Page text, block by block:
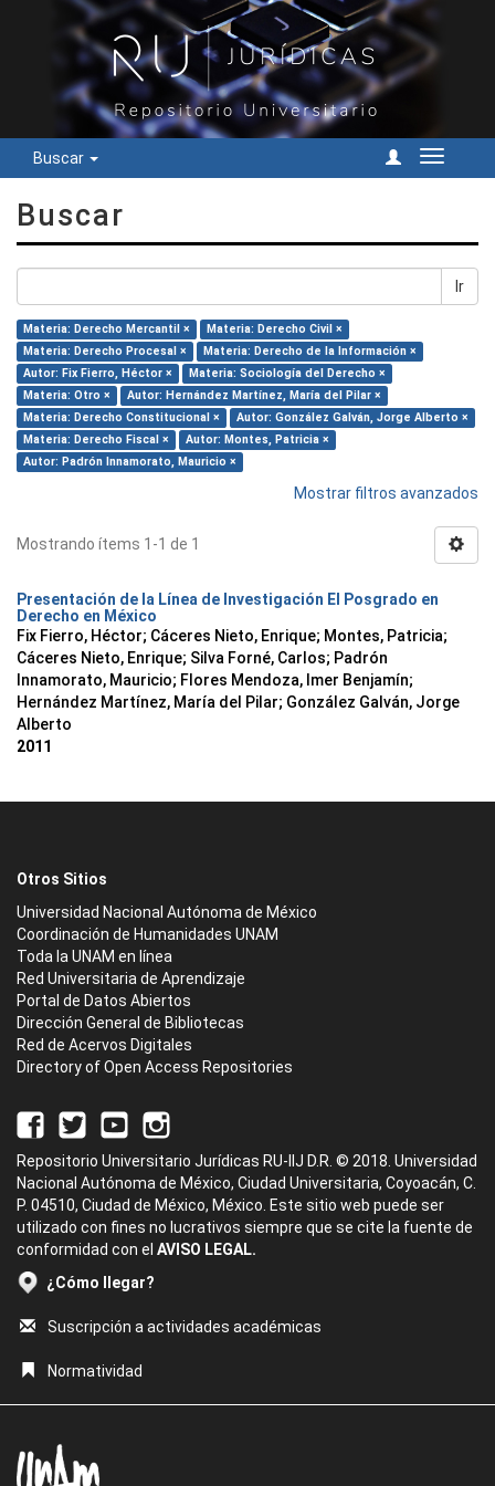
Buscar
Cambiar
Buscar
Ir
Materia: Derecho Mercantil ×
Materia: Derecho Civil ×
Materia: Derecho Procesal ×
Materia: Derecho de la Información ×
Autor: Fix Fierro, Héctor ×
Materia: Sociología del Derecho ×
Materia: Otro ×
Autor: Hernández Martínez, María del Pilar ×
Materia: Derecho Constitucional ×
Autor: González Galván, Jorge Alberto ×
Materia: Derecho Fiscal ×
Autor: Montes, Patricia ×
Autor: Padrón Innamorato, Mauricio ×
Mostrar filtros avanzados
Mostrando ítems 1-1 de 1
Presentación de la Línea de Investigación El Posgrado en
Derecho en México
Fix Fierro, Héctor; Cáceres Nieto, Enrique; Montes, Patricia;
Cáceres Nieto, Enrique; Silva Forné, Carlos; Padrón
Innamorato, Mauricio; Flores Mendoza, Imer Benjamín;
Hernández Martínez, María del Pilar; González Galván, Jorge
Alberto
2011
Otros Sitios
Universidad Nacional Autónoma de México
Coordinación de Humanidades UNAM
Toda la UNAM en línea
Red Universitaria de Aprendizaje
Portal de Datos Abiertos
Dirección General de Bibliotecas
Red de Acervos Digitales
Directory of Open Access Repositories
Repositorio Universitario Jurídicas RU-IIJ D.R. © 2018. Universidad
Nacional Autónoma de México, Ciudad Universitaria, Coyoacán, C.
P. 04510, Ciudad de México, México. Este sitio web puede ser
utilizado con fines no lucrativos siempre que se cite la fuente de
conformidad con el AVISO LEGAL.
¿Cómo llegar?
Suscripción a actividades académicas
Normatividad